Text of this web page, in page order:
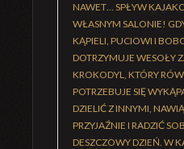
NAWET… SPŁYW
WŁASNYM SALONIE!
KĄPIELI, PUCIOWI I
DOTRZYMUJE WESOŁY
KROKODYL, KTÓRY
POTRZEBUJE SIĘ
DZIELIĆ Z INNYMI,
PRZYJAŹNIE I RADZIĆ
DESZCZOWY DZIEŃ. W